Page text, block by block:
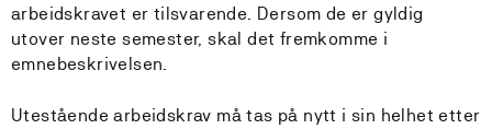
arbeidskravet er tilsvarende. Dersom de er gyldig
utover neste semester, skal det fremkomme i
emnebeskrivelsen.
Utestående arbeidskrav må tas på nytt i sin helhet etter